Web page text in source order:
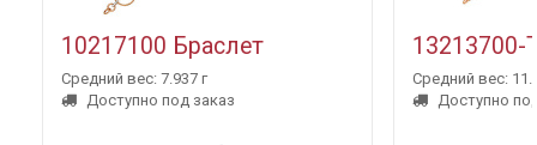
10217100 Браслет
Средний вес: 7.937 г
Доступно под заказ
13213700-
Средний вес:
Доступно